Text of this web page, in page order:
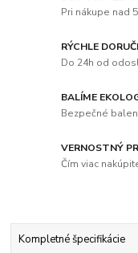
Pri nákupe nad
RÝCHLE
Do 24h od
BALÍME
Bezpečné
VERNOSTNÝ
Čím viac
Kompletné špecifikácie